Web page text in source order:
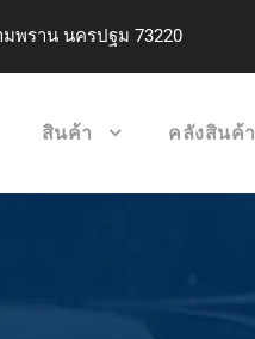
มพราน นครปฐม 73220
สินค้า คลังสินค้า